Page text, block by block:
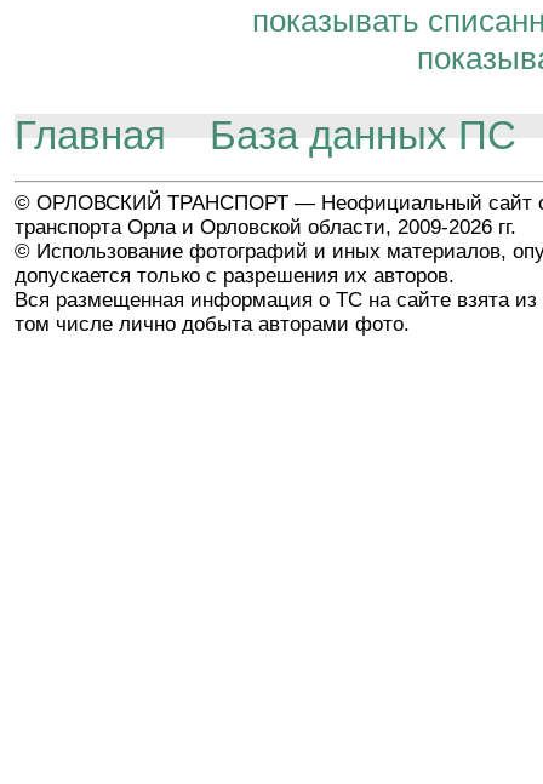
показывать
Главная База данных ПС
© ОРЛОВСКИЙ ТРАНСПОРТ — Неофициальный сайт
транспорта Орла и Орловской области, 2009-2026 гг.
© Использование фотографий и иных материалов,
допускается только с разрешения их авторов.
Вся размещенная информация о ТС на сайте взята из
том числе лично добыта авторами фото.